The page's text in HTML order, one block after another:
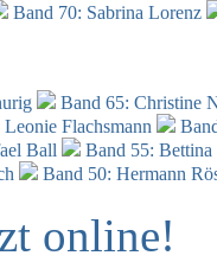
Band 70: Sabrina Lorenz
Band 65: Christine
Leonie Flachsmann
Ball
Band 55:
Band 50: Hermann
online!